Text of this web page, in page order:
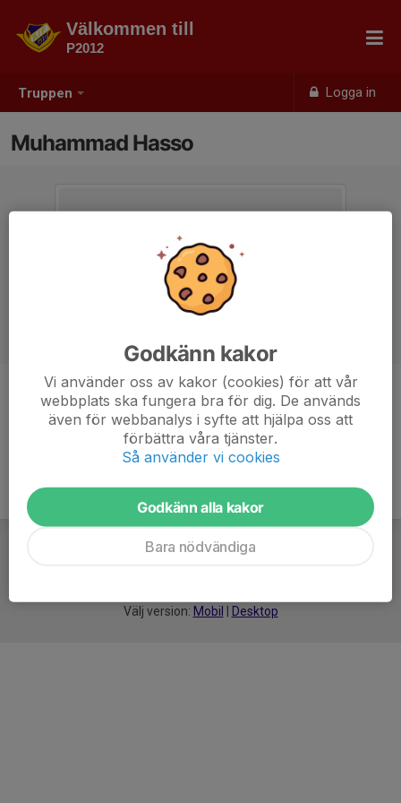
Truppen Logga in
Välkommen till
P2012
Muhammad Hasso
Ålder 14 år
Välj version: Mobil Desktop
Godkänn kakor
Vi använder oss av kakor (cookies) för att vår
webbplats ska fungera bra för dig. De används
även för webbanalys i syfte att hjälpa oss att
förbättra våra tjänster.
Så använder vi cookies
Godkänn alla kakor
Bara nödvändiga